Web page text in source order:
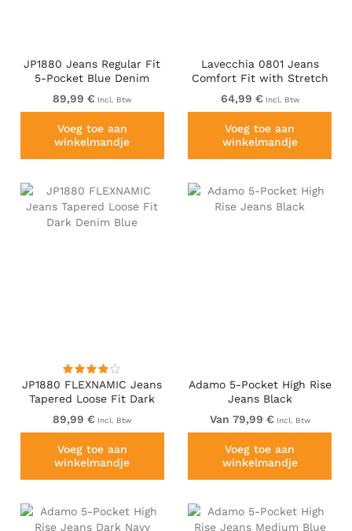
JP1880 Jeans Regular Fit
5-Pocket Blue Denim
89,99 € Incl. Btw
Voeg toe aan
winkelmandje
Lavecchia 0801 Jeans
Comfort Fit with Stretch
Waist Blue
64,99 € Incl. Btw
Voeg toe aan
winkelmandje
JP1880 FLEXNAMIC Jeans
Tapered Loose Fit Dark
Denim Blue
89,99 € Incl. Btw
Voeg toe aan
winkelmandje
Adamo 5-Pocket High Rise
Jeans Black
Van 79,99 € Incl. Btw
Voeg toe aan
winkelmandje